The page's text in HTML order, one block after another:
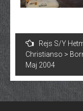
Nawigacja
wpisu
Rejs S/Y
Christianso >
Maj 2004